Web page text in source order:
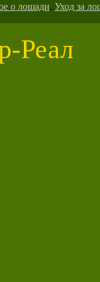
о лошади, Уход за
Реал